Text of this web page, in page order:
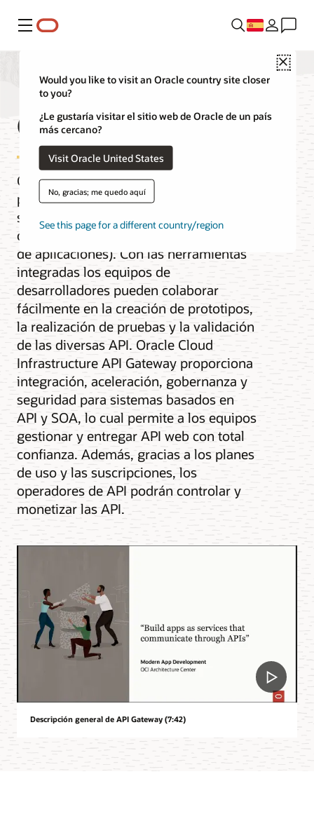
Menú
Close
Would you like to visit an Oracle country site closer
to you?
¿Le gustaría visitar el sitio web de Oracle de un país
más cercano?
Visit Oracle United States
No, gracias; me quedo aquí
See this page for a different country/region
Gestión de API
Oracle Cloud Infrastructure (OCI)
proporciona un completo conjunto de
servicios para gestionar el ciclo de vida
de las API (interfaces de programación
de aplicaciones). Con las herramientas
integradas los equipos de
desarrolladores pueden colaborar
fácilmente en la creación de prototipos,
la realización de pruebas y la validación
de las diversas API. Oracle Cloud
Infrastructure API Gateway proporciona
integración, aceleración, gobernanza y
seguridad para sistemas basados en
API y SOA, lo cual permite a los equipos
gestionar y entregar API web con total
confianza. Además, gracias a los planes
de uso y las suscripciones, los
operadores de API podrán controlar y
monetizar las API.
Descripción general de API Gateway (7:42)